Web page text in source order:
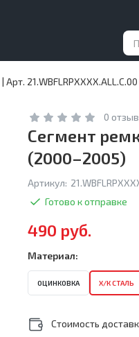
| Арт. 21.WBFLRPXXXX.ALL.C.00
0
Сегмент
(2000–2005)
Артикул:
Готово к отправке
490 руб.
Материал:
ОЦИНКОВКА Х/К СТАЛЬ
Стоимость